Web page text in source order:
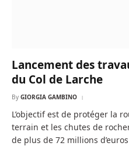
Lancement des
du Col de Larche
By GIORGIA GAMBINO
L’objectif est de protéger la
terrain et les chutes de
de plus de 72 millions